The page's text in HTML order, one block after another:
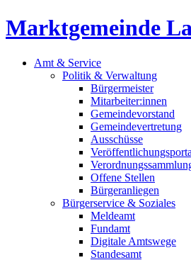
Marktgemeinde
Amt & Service
Politik & Verwaltung
Bürgermeister
Mitarbeiter:innen
Gemeindevorstand
Gemeindevertretung
Ausschüsse
Offene Stellen
Bürgeranliegen
Bürgerservice & Soziales
Meldeamt
Fundamt
Digitale Amtswege
Standesamt